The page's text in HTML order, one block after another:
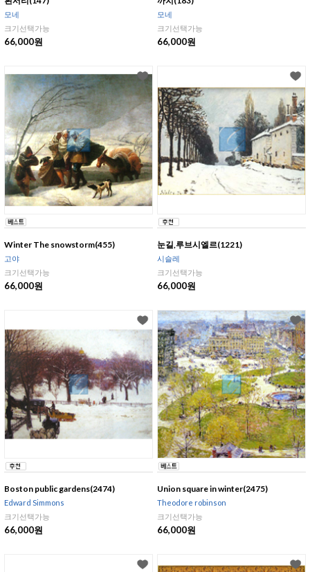
모네
크기선택가능
66,000원
모네
크기선택가능
66,000원
Winter The snowstorm(455)
고야
크기선택가능
66,000원
눈길,루브시엘르(1221)
시슬레
크기선택가능
66,000원
Boston public gardens(2474)
Edward Simmons
크기선택가능
66,000원
Union square in winter(2475)
Theodore robinson
크기선택가능
66,000원